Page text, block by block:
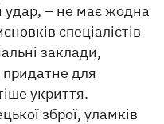
удар, – не має жодна
спеціалістів
заклади,
для
укриття.
зброї, уламків